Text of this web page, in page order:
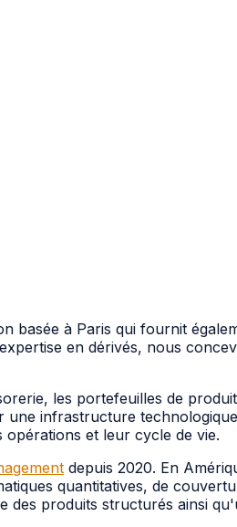
basée à Paris qui fournit
en dérivés, nous
les portefeuilles de
infrastructure
opérations et leur cycle de vie.
depuis 2020. En
quantitatives, de
produits structurés ainsi